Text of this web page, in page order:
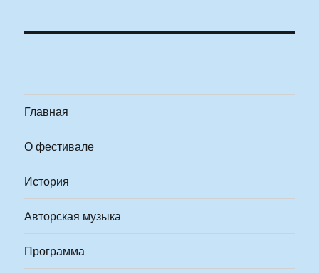
Главная
О фестивале
История
Авторская музыка
Программа